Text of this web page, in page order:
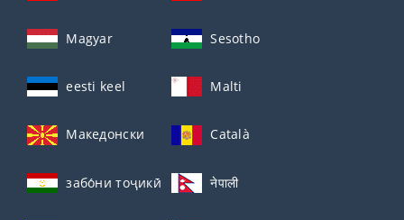
Magyar Sesotho
eesti keel Malti
Македонски Català
забо́ни тоҷикӣ́ नेपाली